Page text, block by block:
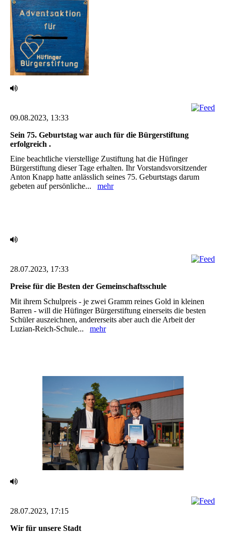
09.08.2023, 13:33
Sein 75. Geburtstag war auch für die Bürgerstiftung
erfolgreich .
Eine beachtliche vierstellige Zustiftung hat die Hüfinger
Bürgerstiftung dieser Tage erhalten. Ihr ‎Vorstandsvorsitzender
Anton Knapp hatte anlässlich seines 75. Geburtstags darum
gebeten auf ‎persönliche... mehr
28.07.2023, 17:33
Preise für die Besten der Gemeinschaftsschule ‎
Mit ihrem Schulpreis - je zwei Gramm reines Gold in kleinen
Barren - will die Hüfinger ‎Bürgerstiftung einerseits die besten
Schüler auszeichnen, andererseits aber auch die Arbeit der
‎Luzian-Reich-Schule... mehr
28.07.2023, 17:15
Wir für unsere Stadt ‎